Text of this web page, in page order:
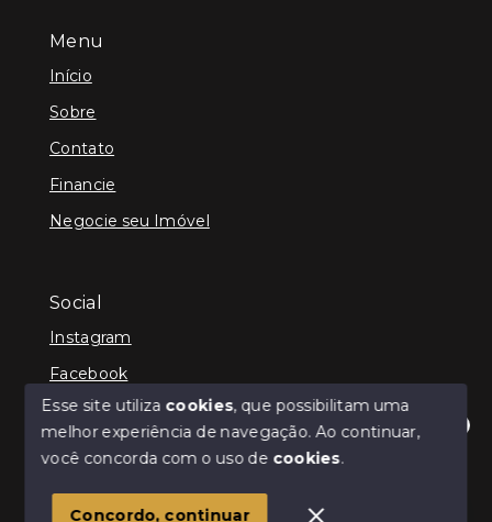
Olá! Estamos disponíveis para te ajudar.
Menu
Início
Sobre
Contato
Financie
Negocie seu Imóvel
Social
Instagram
Facebook
© Copyright 2026 - Infinity Imóveis Brasil Ltda - Todos
SITE PARA IMOBILIARIA
Esse site utiliza cookies, que possibilitam uma
melhor experiência de navegação.Ao continuar,
você concorda com o uso de cookies.
Concordo, continuar